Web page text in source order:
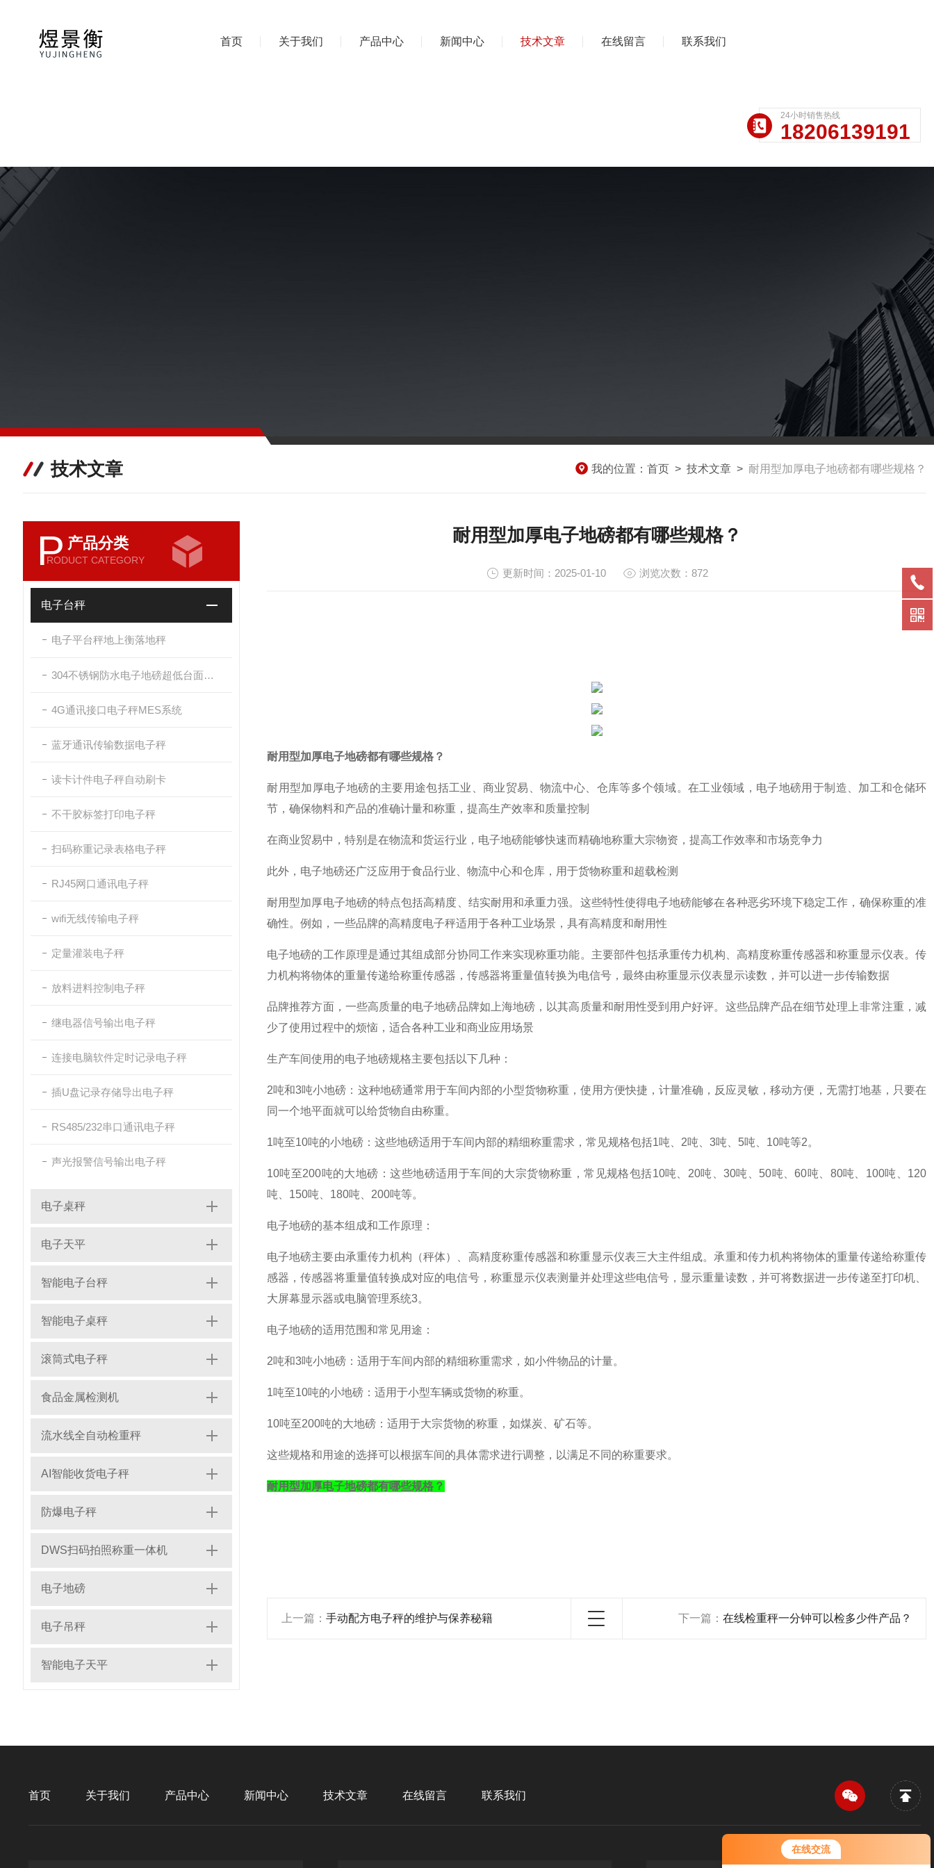
在线交流
您好！欢迎前来咨询，很高兴为您
服务，请问您要咨询什么问题呢？
首页 关于我们 产品中心 新闻中心 技术文章 在线留言 联系我们
24小时销售热线
18206139191
技术文章 我的位置： 首页 > 技术文章 > 耐用型加厚电子地磅都有哪些规格？
P 产品分类
RODUCT CATEGORY
电子台秤
电子平台秤地上衡落地秤
304不锈钢防水电子地磅超低台面带斜坡
4G通讯接口电子秤MES系统
蓝牙通讯传输数据电子秤
读卡计件电子秤自动刷卡
不干胶标签打印电子秤
扫码称重记录表格电子秤
RJ45网口通讯电子秤
wifi无线传输电子秤
定量灌装电子秤
放料进料控制电子秤
继电器信号输出电子秤
连接电脑软件定时记录电子秤
插U盘记录存储导出电子秤
RS485/232串口通讯电子秤
声光报警信号输出电子秤
电子桌秤
电子天平
智能电子台秤
智能电子桌秤
滚筒式电子秤
食品金属检测机
流水线全自动检重秤
AI智能收货电子秤
防爆电子秤
DWS扫码拍照称重一体机
电子地磅
电子吊秤
智能电子天平
耐用型加厚电子地磅都有哪些规格？
更新时间：2025-01-10 浏览次数：872
耐用型加厚电子地磅都有哪些规格？
‌耐用型加厚电子地磅的主要用途包括工业、商业贸易、物流中心、仓库等多个领域‌。在工业领域，电子地磅用于制造、加工和仓储环
节，确保物料和产品的准确计量和称重，提高生产效率和质量控制‌
在商业贸易中，特别是在物流和货运行业，电子地磅能够快速而精确地称重大宗物资，提高工作效率和市场竞争力‌
此外，电子地磅还广泛应用于食品行业、物流中心和仓库，用于货物称重和超载检测‌
‌耐用型加厚电子地磅的特点包括高精度、结实耐用和承重力强‌。这些特性使得电子地磅能够在各种恶劣环境下稳定工作，确保称重的准
确性。例如，一些品牌的高精度电子秤适用于各种工业场景，具有高精度和耐用性‌
‌电子地磅的工作原理‌是通过其组成部分协同工作来实现称重功能。主要部件包括承重传力机构、高精度称重传感器和称重显示仪表。传
力机构将物体的重量传递给称重传感器，传感器将重量值转换为电信号，最终由称重显示仪表显示读数，并可以进一步传输数据‌
‌品牌推荐方面‌，一些高质量的电子地磅品牌如上海地磅，以其高质量和耐用性受到用户好评。这些品牌产品在细节处理上非常注重，减
少了使用过程中的烦恼，适合各种工业和商业应用场景‌
‌生产车间使用的电子地磅规格主要包括以下几种‌：
‌2吨和3吨小地磅‌：这种地磅通常用于车间内部的小型货物称重，使用方便快捷，计量准确，反应灵敏，移动方便，无需打地基，只要在
同一个地平面就可以给货物自由称重‌。
‌1吨至10吨的小地磅‌：这些地磅适用于车间内部的精细称重需求，常见规格包括1吨、2吨、3吨、5吨、10吨等‌2。
‌10吨至200吨的大地磅‌：这些地磅适用于车间的大宗货物称重，常见规格包括10吨、20吨、30吨、50吨、60吨、80吨、100吨、120
吨、150吨、180吨、200吨等‌。
‌电子地磅的基本组成和工作原理‌：
电子地磅主要由承重传力机构（秤体）、高精度称重传感器和称重显示仪表三大主件组成。承重和传力机构将物体的重量传递给称重传
感器，传感器将重量值转换成对应的电信号，称重显示仪表测量并处理这些电信号，显示重量读数，并可将数据进一步传递至打印机、
大屏幕显示器或电脑管理系统‌3。
‌电子地磅的适用范围和常见用途‌：
‌2吨和3吨小地磅‌：适用于车间内部的精细称重需求，如小件物品的计量。
‌1吨至10吨的小地磅‌：适用于小型车辆或货物的称重。
‌10吨至200吨的大地磅‌：适用于大宗货物的称重，如煤炭、矿石等‌。
这些规格和用途的选择可以根据车间的具体需求进行调整，以满足不同的称重要求。
耐用型加厚电子地磅都有哪些规格？
上一篇： 手动配方电子秤的维护与保养秘籍 下一篇： 在线检重秤一分钟可以检多少件产品？
首页 关于我们 产品中心 新闻中心 技术文章 在线留言 联系我们